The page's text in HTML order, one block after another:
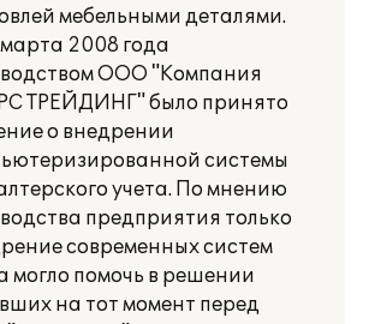
мебельными деталями.
марта 2008 года
ООО "Компания
ТРЕЙДИНГ" было принято
о внедрении
системы
учета. По мнению
предприятия только
современных систем
могло помочь в решении
на тот момент перед